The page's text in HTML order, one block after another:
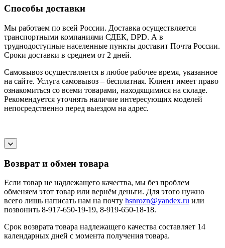
Способы доставки
Мы работаем по всей России. Доставка осуществляется
транспортными компаниями СДЕК, DPD. А в
труднодоступные населенные пункты доставит Почта России.
Сроки доставки в среднем от 2 дней.
Самовывоз осуществляется в любое рабочее время, указанное
на сайте. Услуга самовывоз – бесплатная. Клиент имеет право
ознакомиться со всеми товарами, находящимися на складе.
Рекомендуется уточнять наличие интересующих моделей
непосредственно перед выездом на адрес.
Возврат и обмен товара
Если товар не надлежащего качества, мы без проблем
обменяем этот товар или вернём деньги. Для этого нужно
всего лишь написать нам на почту hsnrozn@yandex.ru или
позвонить 8-917-650-19-19, 8-919-650-18-18.
Срок возврата товара надлежащего качества составляет 14
календарных дней с момента получения товара.